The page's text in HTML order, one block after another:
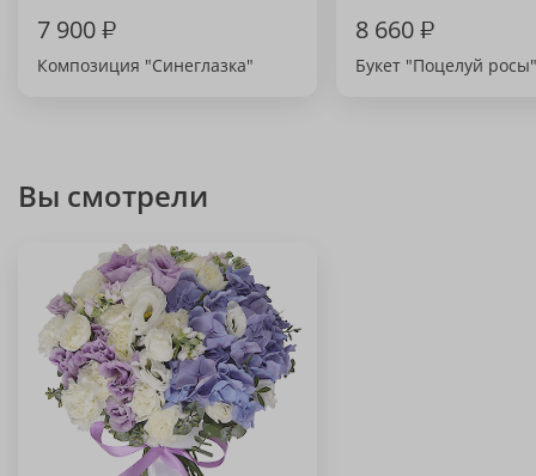
7 900₽
Композиция "Синеглазка"
8 660₽
Букет "Поцелуй росы"
Вы смотрели